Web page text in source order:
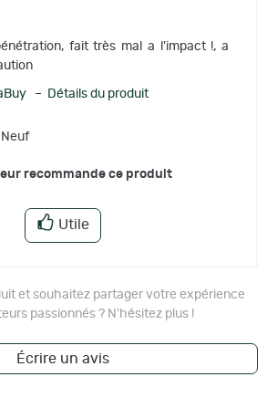
fait très mal a l'impact !, a
– Détails du produit
Neuf
recommande ce produit
Utile
et souhaitez partager votre expérience
passionnés ? N'hésitez plus !
Écrire un avis